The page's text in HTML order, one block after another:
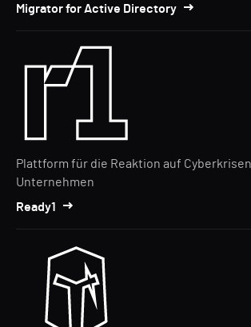
Migrator for Active Directory
Plattform für die Reaktion auf
Unternehmen
Ready1